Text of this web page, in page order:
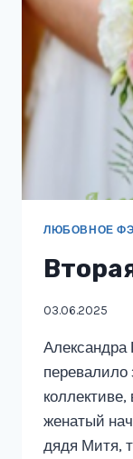
ЛЮБОВНОЕ
03.06.2025
Александра
перевалило
женатый
дядя Митя,